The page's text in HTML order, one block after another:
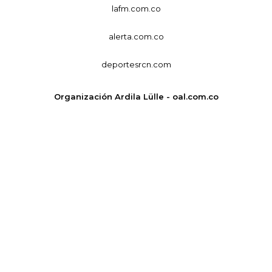
lafm.com.co
alerta.com.co
deportesrcn.com
Organización Ardila Lülle - oal.com.co